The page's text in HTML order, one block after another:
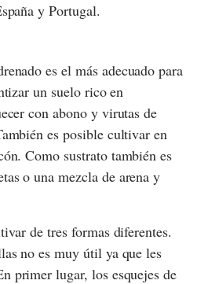
y Portugal.
es el más adecuado para
un suelo rico en
con abono y virutas de
es posible cultivar en
Como sustrato también es
o una mezcla de arena y
de tres formas diferentes.
no es muy útil ya que les
primer lugar, los esquejes de